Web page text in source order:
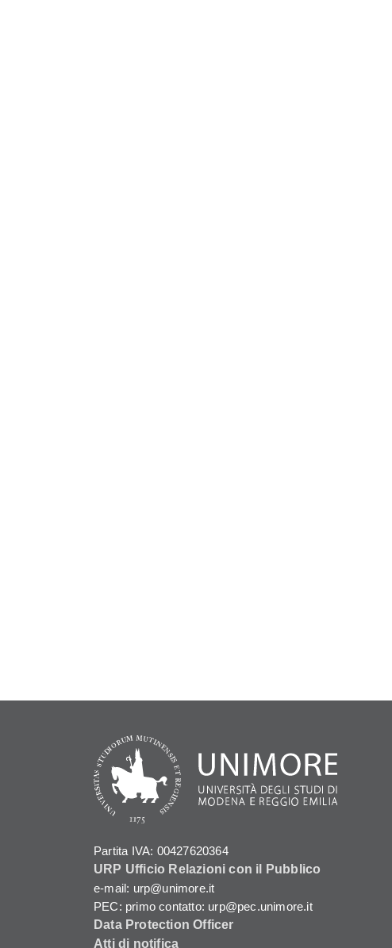
Partita IVA: 00427620364
URP Ufficio Relazioni con il Pubblico
e-mail: urp@unimore.it
PEC: primo contatto: urp@pec.unimore.it
Data Protection Officer
Atti di notifica